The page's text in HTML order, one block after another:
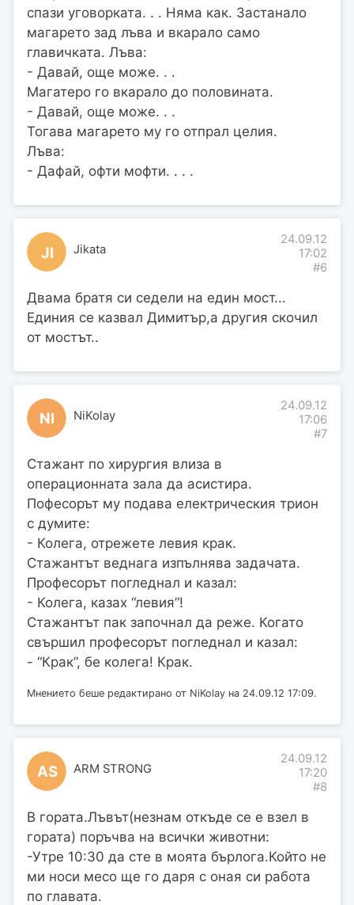
спази уговорката. . . Няма как. Застанало
магарето зад лъва и вкарало само
главичката. Лъва:
- Давай, още може. . .
Магатеро го вкарало до половината.
- Давай, още може. . .
Тогава магарето му го отпрал целия.
Лъва:
- Дафай, офти мофти. . . .
JI Jikata
24.09.12
17:02
#6
Двама братя си седели на един мост...
Единия се казвал Димитър,а другия скочил
от мостът..
NI NiKolay
24.09.12
17:06
#7
Стажант по хирургия влиза в
операционната зала да асистира.
Пофесорът му подава електрическия трион
с думите:
- Колега, отрежете левия крак.
Стажантът веднага изпълнява задачата.
Професорът погледнал и казал:
- Колега, казах “левия”!
Стажантът пак започнал да реже. Когато
свършил професорът погледнал и казал:
- “Крак”, бе колега! Крак.
Мнението беше редактирано от NiKolay на 24.09.12 17:09.
AS ARM STRONG
24.09.12
17:20
#8
В гората.Лъвът(незнам откъде се е взел в
гората) поръчва на всички животни:
-Утре 10:30 да сте в моята бърлога.Който не
ми носи месо ще го даря с оная си работа
по главата.